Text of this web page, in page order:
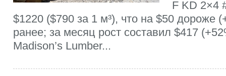
F KD 2×4
$1220 ($790 за 1 м³), что на $50 дороже
ранее; за месяц рост составил $417
Madison’s Lumber...